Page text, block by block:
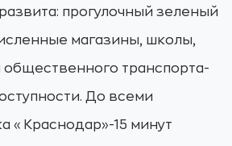
прогулочный зеленый
магазины, школы,
общественного транспорта-
До всеми
«Краснодар»-15 минут